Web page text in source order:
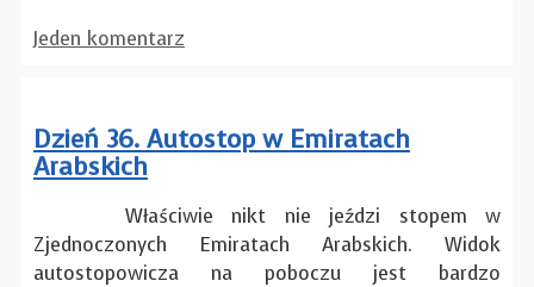
Jeden komentarz
Dzień 36. Autostop w Emiratach
Arabskich
Właściwie nikt nie jeździ stopem w
Zjednoczonych Emiratach Arabskich. Widok
autostopowicza na poboczu jest bardzo